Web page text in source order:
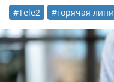
#Tele2 #горячая